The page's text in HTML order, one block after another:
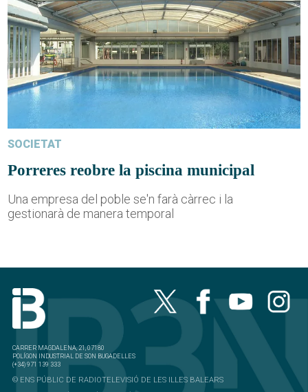
SOCIETAT
Porreres reobre la piscina municipal
Una empresa del poble se'n farà càrrec i la
gestionarà de manera temporal
CARRER MAGDALENA, 21, 07180
POLÍGON INDUSTRIAL DE SON BUGADELLES
(+34) 971 139 333
© ENS PÚBLIC DE RADIOTELEVISIÓ DE LES ILLES BALEARS